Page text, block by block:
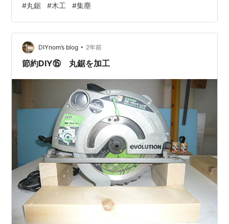
後ろ側に集塵ホースが差し込めるように工夫してみまし
た。 色はかっこいいゴールドです。 おすすめのフィラメ
ントはこちら→ https://amzn.to/3KuwwXE 集塵パーツ装
着！ さっそく集塵パーツを取り付けて粉塵の様子を確認
します。 使用した丸鋸はこちら→https://a…
#丸鋸 #木工 #集塵
DIYnom’s blog • 2年前
節約DIY⑮ 丸鋸を加工